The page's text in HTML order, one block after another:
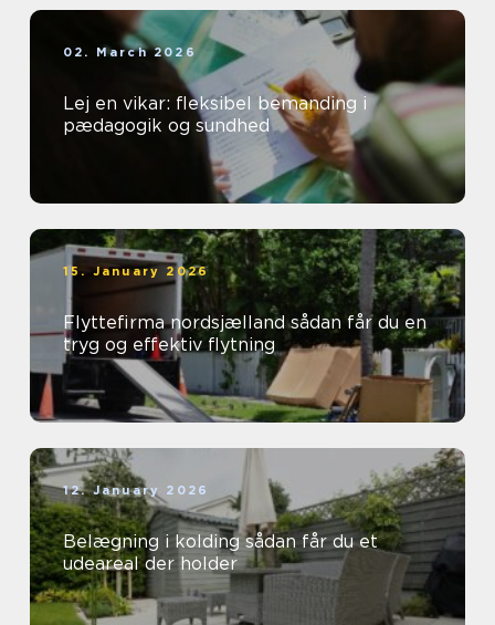
02. March 2026
Lej en vikar: fleksibel bemanding i
pædagogik og sundhed
15. January 2026
Flyttefirma nordsjælland sådan får du en
tryg og effektiv flytning
12. January 2026
Belægning i kolding sådan får du et
udeareal der holder